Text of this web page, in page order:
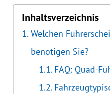
Inhaltsverzeichnis
Welchen
benötigen Sie?
FAQ: Quad-